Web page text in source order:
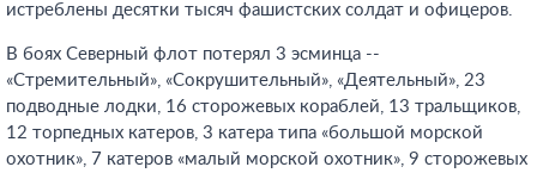
истреблены десятки тысяч фашистских солдат и офицеров.
В боях Северный флот потерял 3 эсминца --
«Стремительный», «Сокрушительный», «Деятельный», 23
подводные лодки, 16 сторожевых кораблей, 13 тральщиков,
12 торпедных катеров, 3 катера типа «большой морской
охотник», 7 катеров «малый морской охотник», 9 сторожевых